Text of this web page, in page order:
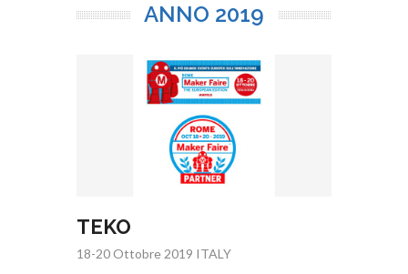
ANNO 2019
TEKO
18-20 Ottobre 2019 ITALY